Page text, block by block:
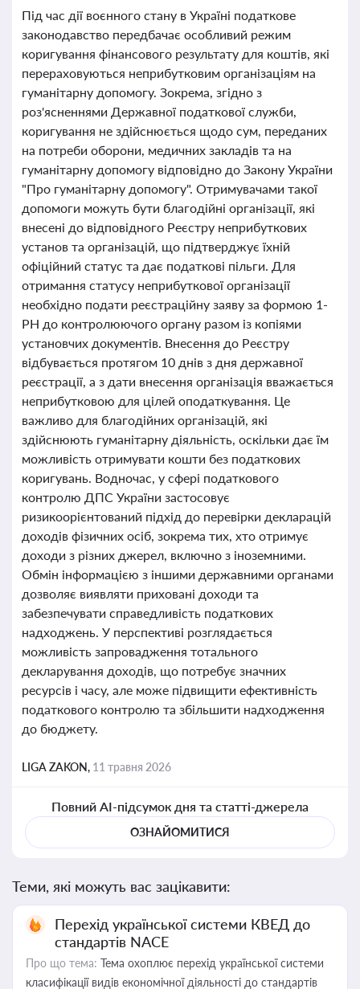
Під час дії воєнного стану в Україні податкове
законодавство передбачає особливий режим
коригування фінансового результату для коштів, які
перераховуються неприбутковим організаціям на
гуманітарну допомогу. Зокрема, згідно з
роз'ясненнями Державної податкової служби,
коригування не здійснюється щодо сум, переданих
на потреби оборони, медичних закладів та на
гуманітарну допомогу відповідно до Закону України
"Про гуманітарну допомогу". Отримувачами такої
допомоги можуть бути благодійні організації, які
внесені до відповідного Реєстру неприбуткових
установ та організацій, що підтверджує їхній
офіційний статус та дає податкові пільги. Для
отримання статусу неприбуткової організації
необхідно подати реєстраційну заяву за формою 1-
РН до контролюючого органу разом із копіями
установчих документів. Внесення до Реєстру
відбувається протягом 10 днів з дня державної
реєстрації, а з дати внесення організація вважається
неприбутковою для цілей оподаткування. Це
важливо для благодійних організацій, які
здійснюють гуманітарну діяльність, оскільки дає їм
можливість отримувати кошти без податкових
коригувань. Водночас, у сфері податкового
контролю ДПС України застосовує
ризикоорієнтований підхід до перевірки декларацій
доходів фізичних осіб, зокрема тих, хто отримує
доходи з різних джерел, включно з іноземними.
Обмін інформацією з іншими державними органами
дозволяє виявляти приховані доходи та
забезпечувати справедливість податкових
надходжень. У перспективі розглядається
можливість запровадження тотального
декларування доходів, що потребує значних
ресурсів і часу, але може підвищити ефективність
податкового контролю та збільшити надходження
до бюджету.
LIGA ZAKON, 11 травня 2026
Повний AI-підсумок дня та статті-джерела
ОЗНАЙОМИТИСЯ
Теми, які можуть вас зацікавити:
Перехід української системи КВЕД до
стандартів NACE
Про що тема: Тема охоплює перехід української системи
класифікації видів економічної діяльності до стандартів